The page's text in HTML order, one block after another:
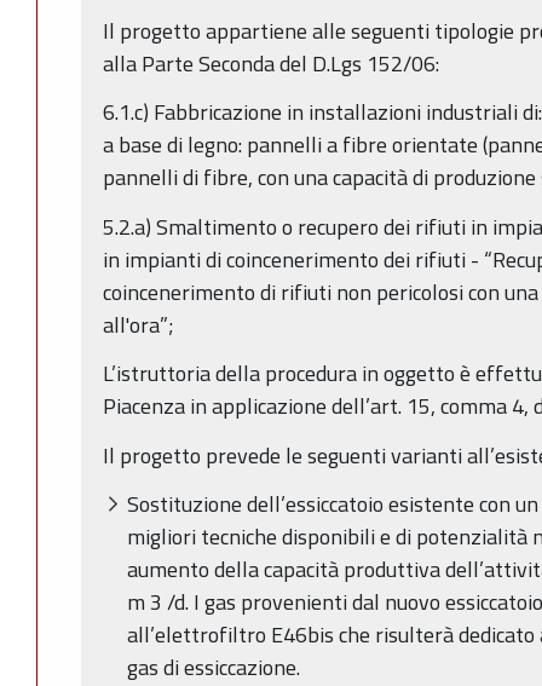
Il progetto appartiene alle seguenti tipologie
alla Parte Seconda del D.Lgs 152/06:
6.1.c) Fabbricazione in installazioni industriali
a base di legno: pannelli a fibre orientate
pannelli di fibre, con una capacità di
5.2.a) Smaltimento o recupero dei rifiuti in
in impianti di coincenerimento dei rifiuti -
coincenerimento di rifiuti non pericolosi con
all'ora”;
L’istruttoria della procedura in oggetto è
Piacenza in applicazione dell’art. 15, comma 4,
Il progetto prevede le seguenti varianti
Sostituzione dell’essiccatoio esistente con
migliori tecniche disponibili e di potenzialità
aumento della capacità produttiva
m 3 /d. I gas provenienti dal nuovo
all’elettrofiltro E46bis che risulterà
gas di essiccazione.